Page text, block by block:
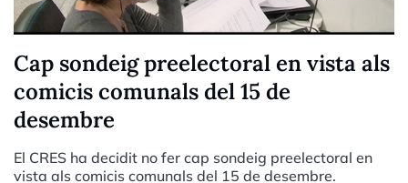
Cap sondeig preelectoral en vista als
comicis comunals del 15 de
desembre
El CRES ha decidit no fer cap sondeig preelectoral en
vista als comicis comunals del 15 de desembre.